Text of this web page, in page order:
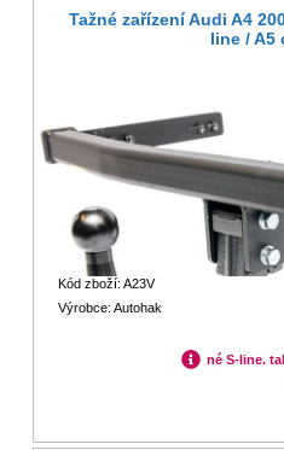
Tažné zařízení Audi A4
line / A5
Kód zboží: A23V
Výrobce: Autohak
né S-line.